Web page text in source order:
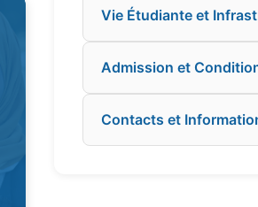
Vie Étudiante et
Admission et
Contacts et